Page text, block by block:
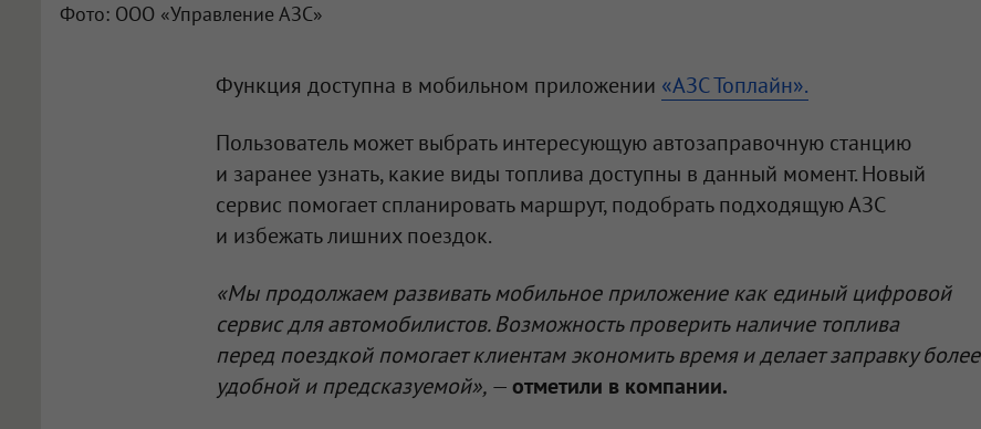
Фото: ООО «Управление АЗС»
Функция доступна в мобильном приложении «АЗС Топлайн».
Пользователь может выбрать интересующую автозаправочную станцию
и заранее узнать, какие виды топлива доступны в данный момент. Новый
сервис помогает спланировать маршрут, подобрать подходящую АЗС
и избежать лишних поездок.
«Мы продолжаем развивать мобильное приложение как единый цифровой
сервис для автомобилистов. Возможность проверить наличие топлива
перед поездкой помогает клиентам экономить время и делает заправку более
удобной и предсказуемой», —отметили в компании.